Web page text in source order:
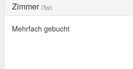
Zimmer (Typ)
Mehrfach gebucht